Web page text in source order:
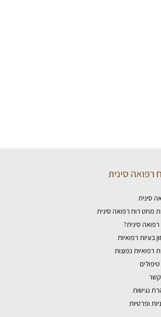
רפואה סינית
סינית
מחט רוח רפואה סינית
סינית?
בעיות רפואיות
רפואיות נפוצות
טיפולים
קשר
נגישות
ופרטיות